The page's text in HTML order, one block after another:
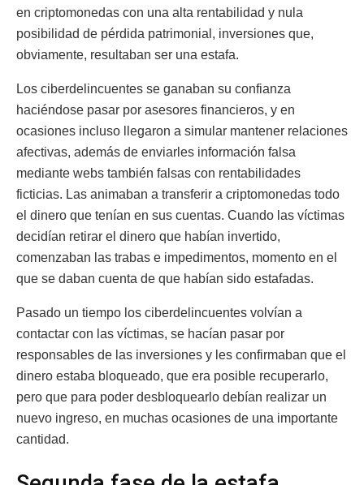
en criptomonedas con una alta rentabilidad y nula
posibilidad de pérdida patrimonial, inversiones que,
obviamente, resultaban ser una estafa.
Los ciberdelincuentes se ganaban su confianza
haciéndose pasar por asesores financieros, y en
ocasiones incluso llegaron a simular mantener relaciones
afectivas, además de enviarles información falsa
mediante webs también falsas con rentabilidades
ficticias. Las animaban a transferir a criptomonedas todo
el dinero que tenían en sus cuentas. Cuando las víctimas
decidían retirar el dinero que habían invertido,
comenzaban las trabas e impedimentos, momento en el
que se daban cuenta de que habían sido estafadas.
Pasado un tiempo los ciberdelincuentes volvían a
contactar con las víctimas, se hacían pasar por
responsables de las inversiones y les confirmaban que el
dinero estaba bloqueado, que era posible recuperarlo,
pero que para poder desbloquearlo debían realizar un
nuevo ingreso, en muchas ocasiones de una importante
cantidad.